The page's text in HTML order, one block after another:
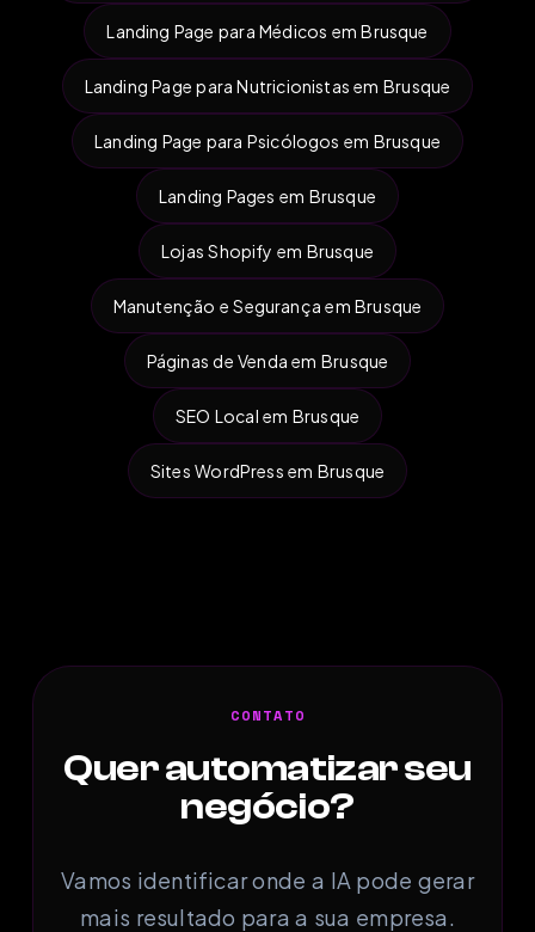
Landing Page para Médicos em Brusque
Landing Page para Nutricionistas em Brusque
Landing Page para Psicólogos em Brusque
Landing Pages em Brusque
Lojas Shopify em Brusque
Manutenção e Segurança em Brusque
Páginas de Venda em Brusque
SEO Local em Brusque
Sites WordPress em Brusque
CONTATO
Quer automatizar seu
negócio?
Vamos identificar onde a IA pode gerar
mais resultado para a sua empresa.